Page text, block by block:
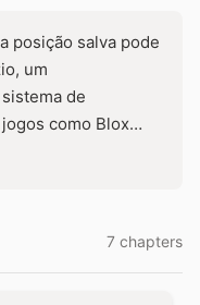
posição salva pode
um
de
como Blox
e
eterno?
7 chapters